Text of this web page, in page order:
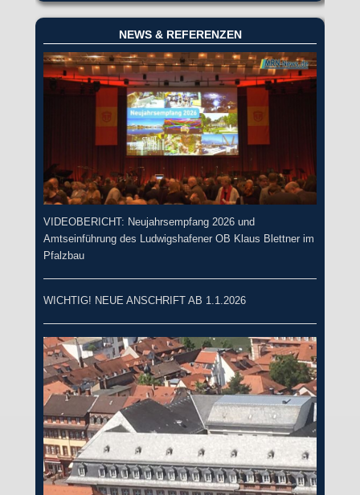
NEWS & REFERENZEN
VIDEOBERICHT: Neujahrsempfang 2026 und
Amtseinführung des Ludwigshafener OB Klaus Blettner im
Pfalzbau
WICHTIG! NEUE ANSCHRIFT AB 1.1.2026